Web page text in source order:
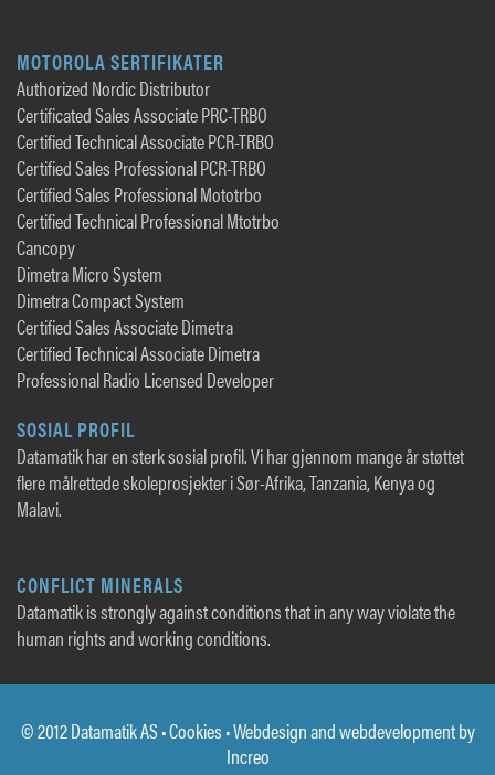
MOTOROLA SERTIFIKATER
Authorized Nordic Distributor
Certificated Sales Associate PRC-TRBO
Certified Technical Associate PCR-TRBO
Certified Sales Professional PCR-TRBO
Certified Sales Professional Mototrbo
Certified Technical Professional Mtotrbo
Cancopy
Dimetra Micro System
Dimetra Compact System
Certified Sales Associate Dimetra
Certified Technical Associate Dimetra
Professional Radio Licensed Developer
SOSIAL PROFIL
Datamatik har en sterk sosial profil. Vi har gjennom mange år støttet
flere målrettede skoleprosjekter i Sør-Afrika, Tanzania, Kenya og
Malavi.
CONFLICT MINERALS
Datamatik is strongly against conditions that in any way violate the
human rights and working conditions.
© 2012 Datamatik AS •Cookies • Webdesign and webdevelopment by
Increo